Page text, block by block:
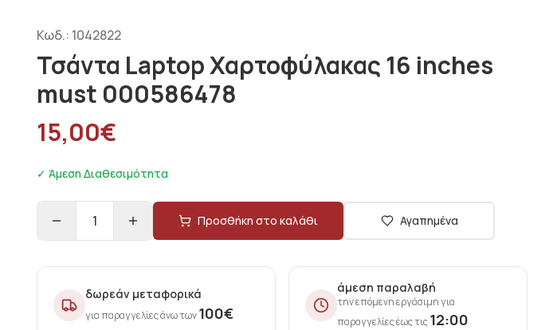
Κωδ.: 1042822
Τσάντα Laptop Χαρτοφύλακας 16 inches
must 000586478
15,00€
✓ Άμεση Διαθεσιμότητα
1 Προσθήκη στο καλάθι Αγαπημένα
δωρεάν μεταφορικά
για παραγγελίες άνω των100€
άμεση παραλαβή
την επόμενη εργάσιμη για
παραγγελίες έως τις12:00